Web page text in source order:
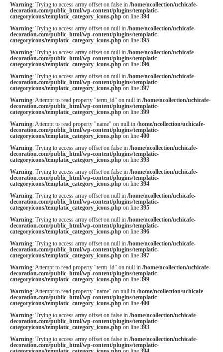
Warning: Trying to access array offset on false in /home/ncollection/uchicafe-
decoration.com/public_html/wp-content/plugins/templatic-
categoryicons/templatic_category_icons.phpon line 394
Warning: Trying to access array offset on null in /home/ncollection/uchicafe-
decoration.com/public_html/wp-content/plugins/templatic-
categoryicons/templatic_category_icons.phpon line 395
Warning: Trying to access array offset on null in /home/ncollection/uchicafe-
decoration.com/public_html/wp-content/plugins/templatic-
categoryicons/templatic_category_icons.phpon line 396
Warning: Trying to access array offset on null in /home/ncollection/uchicafe-
decoration.com/public_html/wp-content/plugins/templatic-
categoryicons/templatic_category_icons.phpon line 397
Warning: Attempt to read property "term_id" on null in /home/ncollection/uchicafe-
decoration.com/public_html/wp-content/plugins/templatic-
categoryicons/templatic_category_icons.phpon line 399
Warning: Attempt to read property "name" on null in /home/ncollection/uchicafe-
decoration.com/public_html/wp-content/plugins/templatic-
categoryicons/templatic_category_icons.phpon line 400
Warning: Trying to access array offset on false in /home/ncollection/uchicafe-
decoration.com/public_html/wp-content/plugins/templatic-
categoryicons/templatic_category_icons.phpon line 393
Warning: Trying to access array offset on false in /home/ncollection/uchicafe-
decoration.com/public_html/wp-content/plugins/templatic-
categoryicons/templatic_category_icons.phpon line 394
Warning: Trying to access array offset on null in /home/ncollection/uchicafe-
decoration.com/public_html/wp-content/plugins/templatic-
categoryicons/templatic_category_icons.phpon line 395
Warning: Trying to access array offset on null in /home/ncollection/uchicafe-
decoration.com/public_html/wp-content/plugins/templatic-
categoryicons/templatic_category_icons.phpon line 396
Warning: Trying to access array offset on null in /home/ncollection/uchicafe-
decoration.com/public_html/wp-content/plugins/templatic-
categoryicons/templatic_category_icons.phpon line 397
Warning: Attempt to read property "term_id" on null in /home/ncollection/uchicafe-
decoration.com/public_html/wp-content/plugins/templatic-
categoryicons/templatic_category_icons.phpon line 399
Warning: Attempt to read property "name" on null in /home/ncollection/uchicafe-
decoration.com/public_html/wp-content/plugins/templatic-
categoryicons/templatic_category_icons.phpon line 400
Warning: Trying to access array offset on false in /home/ncollection/uchicafe-
decoration.com/public_html/wp-content/plugins/templatic-
categoryicons/templatic_category_icons.phpon line 393
Warning: Trying to access array offset on false in /home/ncollection/uchicafe-
decoration.com/public_html/wp-content/plugins/templatic-